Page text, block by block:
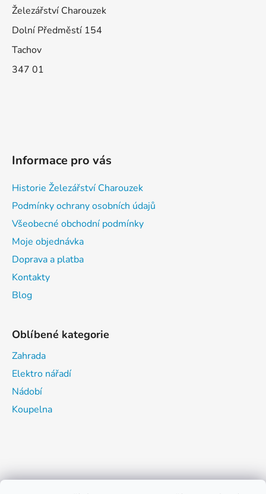
Železářství Charouzek
Dolní Předměstí 154
Tachov
347 01
Informace pro vás
Historie Železářství Charouzek
Podmínky ochrany osobních údajů
Všeobecné obchodní podmínky
Moje objednávka
Doprava a platba
Kontakty
Blog
Oblíbené kategorie
Zahrada
Elektro nářadí
Nádobí
Koupelna